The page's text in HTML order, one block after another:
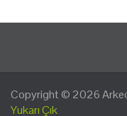
Copyright © 2026
Yukarı Çık